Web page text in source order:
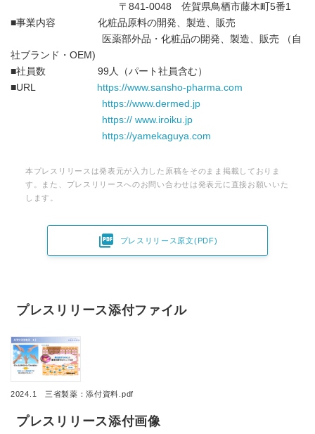
〒841-0048 佐賀県鳥栖市藤木町5番1
■事業内容 化粧品原料の開発、製造、販売
医薬部外品・化粧品の開発、製造、販売 （自
社ブランド・OEM)
■社員数 99人（パート社員含む）
■URL https://www.sansho-pharma.com
https://www.dermed.jp
https:// www.iroiku.jp
https://yamekaguya.com
本プレスリリースは発表元が入力した原稿をそのまま掲載しておりま
す。また、プレスリリースへのお問い合わせは発表元に直接お願いいた
します。
 プレスリリース原文(PDF)
プレスリリース添付ファイル
2024.1 三省製薬：添付資料.pdf
プレスリリース添付画像